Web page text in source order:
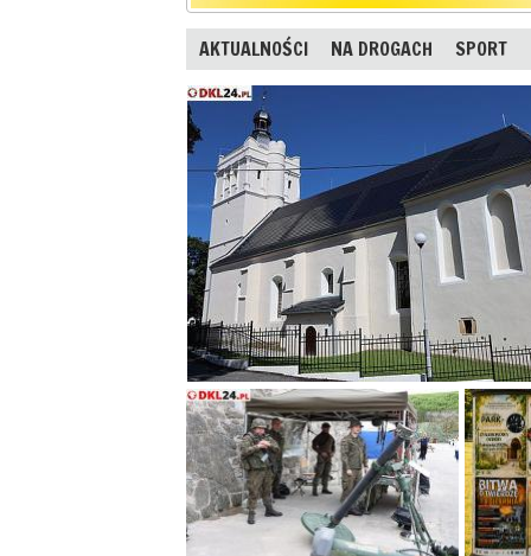
AKTUALNOŚCI NA DROGACH SPORT